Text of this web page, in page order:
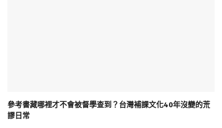
參考書藏哪裡才不會被督學查到？台灣補課文化40年沒變的荒
謬日常